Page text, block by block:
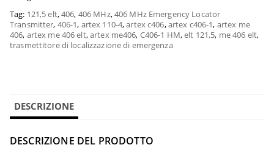
Tag: 121,5 elt,406, 406 MHz,406 MHz Emergency Locator
Transmitter, 406-1, artex 110-4,artex c406,artex c406-1, artex me
406, artex me 406 elt,artex me406, C406-1 HM,elt 121,5, me 406 elt,
trasmettitore di localizzazione di emergenza
DESCRIZIONE
DESCRIZIONE DEL PRODOTTO